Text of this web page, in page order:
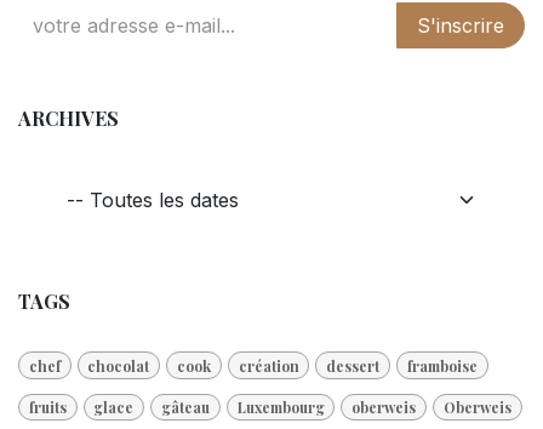
S'inscrire
ARCHIVES
TAGS
chef chocolat cook création dessert framboise
fruits glace gâteau Luxembourg oberweis Oberweis